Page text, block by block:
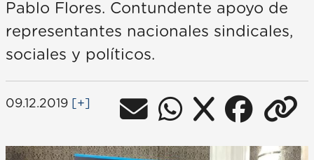
Pablo Flores. Contundente apoyo de
representantes nacionales sindicales,
sociales y políticos.
09.12.2019 [+]